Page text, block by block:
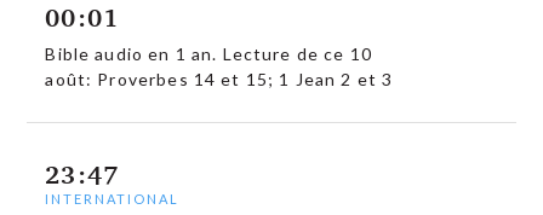
00:01
Bible audio en 1 an. Lecture de ce 10
août: Proverbes 14 et 15; 1 Jean 2 et 3
23:47
INTERNATIONAL